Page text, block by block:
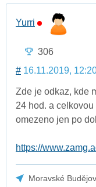
Yurri
306
# 16.11.2019,
Zde je odkaz, kde
24 hod. a
omezeno jen po
https://
Moravské